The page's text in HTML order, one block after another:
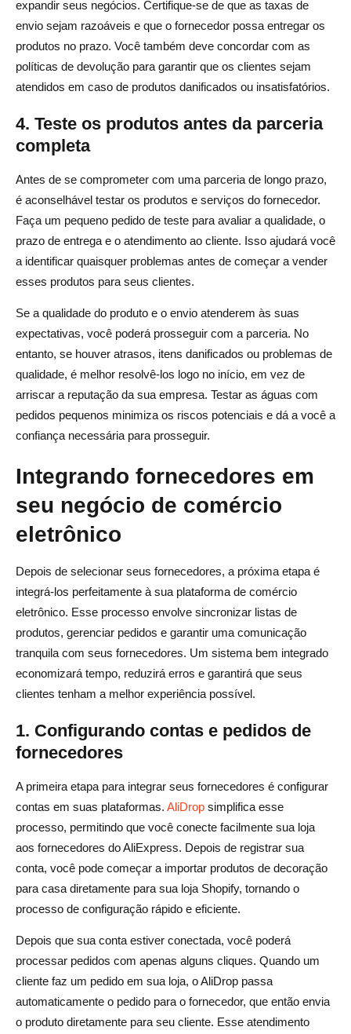
expandir seus negócios. Certifique-se de que as taxas de
envio sejam razoáveis e que o fornecedor possa entregar os
produtos no prazo. Você também deve concordar com as
políticas de devolução para garantir que os clientes sejam
atendidos em caso de produtos danificados ou insatisfatórios.
4. Teste os produtos antes da parceria
completa
Antes de se comprometer com uma parceria de longo prazo,
é aconselhável testar os produtos e serviços do fornecedor.
Faça um pequeno pedido de teste para avaliar a qualidade, o
prazo de entrega e o atendimento ao cliente. Isso ajudará você
a identificar quaisquer problemas antes de começar a vender
esses produtos para seus clientes.
Se a qualidade do produto e o envio atenderem às suas
expectativas, você poderá prosseguir com a parceria. No
entanto, se houver atrasos, itens danificados ou problemas de
qualidade, é melhor resolvê-los logo no início, em vez de
arriscar a reputação da sua empresa. Testar as águas com
pedidos pequenos minimiza os riscos potenciais e dá a você a
confiança necessária para prosseguir.
Integrando fornecedores em
seu negócio de comércio
eletrônico
Depois de selecionar seus fornecedores, a próxima etapa é
integrá-los perfeitamente à sua plataforma de comércio
eletrônico. Esse processo envolve sincronizar listas de
produtos, gerenciar pedidos e garantir uma comunicação
tranquila com seus fornecedores. Um sistema bem integrado
economizará tempo, reduzirá erros e garantirá que seus
clientes tenham a melhor experiência possível.
1. Configurando contas e pedidos de
fornecedores
A primeira etapa para integrar seus fornecedores é configurar
contas em suas plataformas. AliDrop simplifica esse
processo, permitindo que você conecte facilmente sua loja
aos fornecedores do AliExpress. Depois de registrar sua
conta, você pode começar a importar produtos de decoração
para casa diretamente para sua loja Shopify, tornando o
processo de configuração rápido e eficiente.
Depois que sua conta estiver conectada, você poderá
processar pedidos com apenas alguns cliques. Quando um
cliente faz um pedido em sua loja, o AliDrop passa
automaticamente o pedido para o fornecedor, que então envia
o produto diretamente para seu cliente. Esse atendimento